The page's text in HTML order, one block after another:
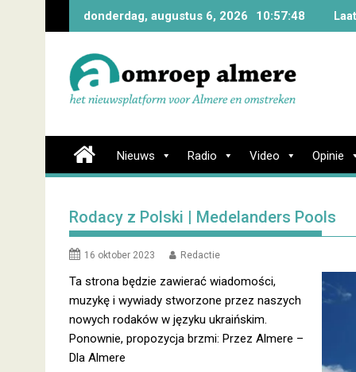
donderdag, augustus 6, 2026 10:57:49
Nieuws Radio Video Opinie
Rodacy z Polski | Medelanders Pools
16 oktober 2023 Redactie
Ta strona będzie zawierać wiadomości,
muzykę i wywiady stworzone przez naszych
nowych rodaków w języku ukraińskim.
Ponownie, propozycja brzmi: Przez Almere –
Dla Almere